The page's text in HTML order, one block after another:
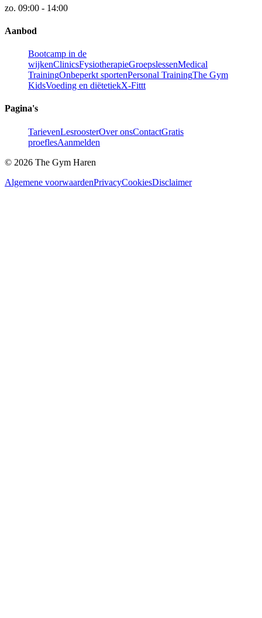
zo. 09:00 - 14:00
Aanbod
Bootcamp in de
wijkenClinicsFysiotherapieGroepslessenMedical
TrainingOnbeperkt sportenPersonal TrainingThe Gym
KidsVoeding en diëtetiekX-Fittt
Pagina's
TarievenLesroosterOver onsContactGratis
proeflesAanmelden
© 2026 The Gym Haren
Algemene voorwaardenPrivacyCookiesDisclaimer